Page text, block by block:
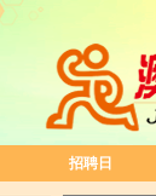
招聘日